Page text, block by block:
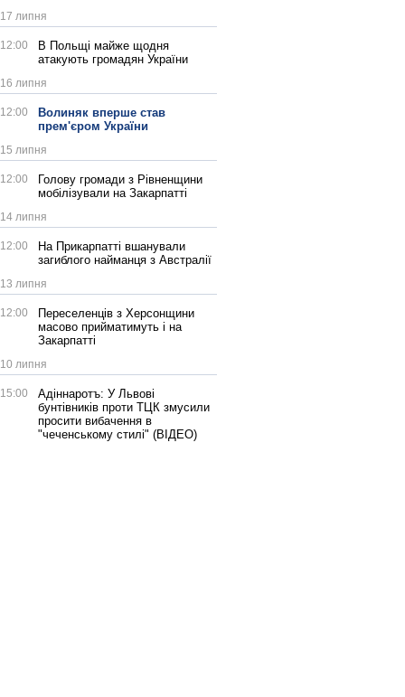
17 липня
12:00
В Польщі майже щодня
атакують громадян України
16 липня
12:00
Волиняк вперше став
прем'єром України
15 липня
12:00
Голову громади з Рівненщини
мобілізували на Закарпатті
14 липня
12:00
На Прикарпатті вшанували
загиблого найманця з Австралії
13 липня
12:00
Переселенців з Херсонщини
масово прийматимуть і на
Закарпатті
10 липня
15:00
Адіннаротъ: У Львові
бунтівників проти ТЦК змусили
просити вибачення в
"чеченському стилі" (ВІДЕО)